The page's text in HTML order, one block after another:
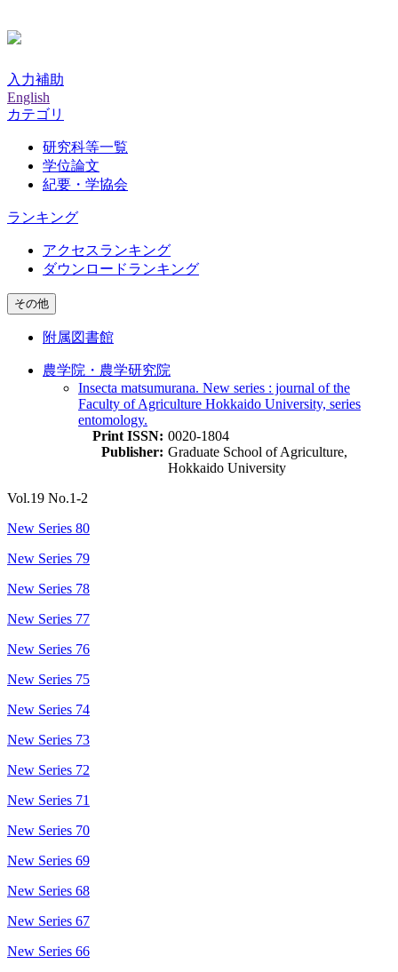
入力補助
English
カテゴリ
研究科等一覧
学位論文
紀要・学協会
ランキング
アクセスランキング
ダウンロードランキング
その他
附属図書館
農学院・農学研究院
Insecta matsumurana. New series : journal of the
Faculty of Agriculture Hokkaido University, series
entomology.
Print ISSN: 0020-1804
Publisher: Graduate School of Agriculture,
Hokkaido University
Vol.19 No.1-2
New Series 80
New Series 79
New Series 78
New Series 77
New Series 76
New Series 75
New Series 74
New Series 73
New Series 72
New Series 71
New Series 70
New Series 69
New Series 68
New Series 67
New Series 66